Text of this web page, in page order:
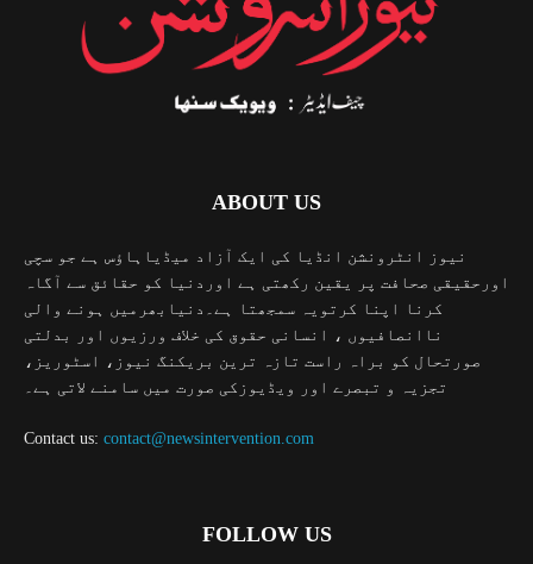
ABOUT US
نیوز انٹرونشن انڈیا کی ایک آزاد میڈیاہاؤس ہے جو سچی
اورحقیقی صحافت پر یقین رکھتی ہے اوردنیا کو حقائق سے آگاہ
کرنا اپنا کرتویہ سمجھتا ہے۔دنیابھرمیں ہونے والی
ناانصافیوں ، انسانی حقوق کی خلاف ورزیوں اور بدلتی
صورتحال کو براہ راست تازہ ترین بریکنگ نیوز، اسٹوریز،
تجزیہ و تبصرے اور ویڈیوزکی صورت میں سامنے لاتی ہے۔
Contact us: contact@newsintervention.com
FOLLOW US